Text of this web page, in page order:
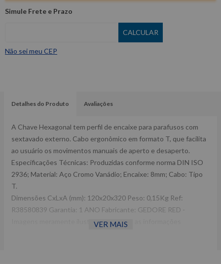
Não sei meu CEP
Detalhes do Produto Avaliações
A Chave Hexagonal tem perfil de encaixe para parafusos com
sextavado externo. Cabo ergonômico em formato T, que facilita
ao usuário os movimentos manuais de aperto e desaperto.
Especificações Técnicas: Produzidas conforme norma DIN ISO
2936; Material: Aço Cromo Vanádio; Encaixe: 8mm; Cabo: Tipo
T.
Dimensões CxLxA (mm): 120x20x320 Peso: 0,15Kg Ref:
R38580839 Garantia: 1 ANO Fabricante: GEDORE RED -
Imagens meramente ilustrativas -Todas as informações
VER MAIS